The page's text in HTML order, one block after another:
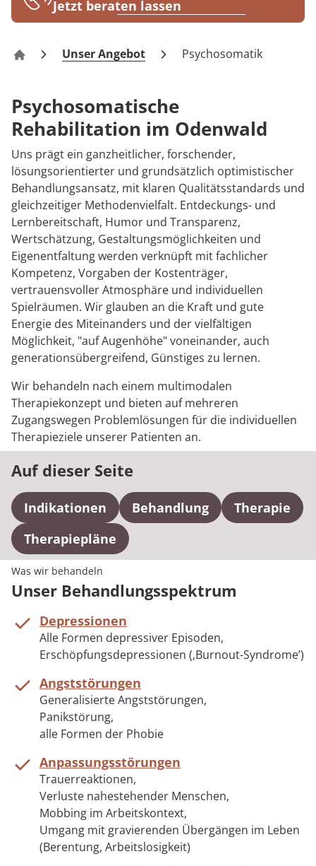
Blog
Karriere
Jetzt beraten lassen
Klinik Odenwald – Rehabilitation
Unser Angebot Psychosomatik
Psychosomatische
Rehabilitation im Odenwald
Uns prägt ein ganzheitlicher, forschender,
lösungsorientierter und grundsätzlich optimistischer
Behandlungsansatz, mit klaren Qualitätsstandards und
gleichzeitiger Methodenvielfalt. Entdeckungs- und
Lernbereitschaft, Humor und Transparenz,
Wertschätzung, Gestaltungsmöglichkeiten und
Eigenentfaltung werden verknüpft mit fachlicher
Kompetenz, Vorgaben der Kostenträger,
vertrauensvoller Atmosphäre und individuellen
Spielräumen. Wir glauben an die Kraft und gute
Energie des Miteinanders und der vielfältigen
Möglichkeit, "auf Augenhöhe" voneinander, auch
generationsübergreifend, Günstiges zu lernen.
Wir behandeln nach einem multimodalen
Therapiekonzept und bieten auf mehreren
Zugangswegen Problemlösungen für die individuellen
Therapieziele unserer Patienten an.
Auf dieser Seite
Indikationen Behandlung
Therapie
Therapiepläne
Was wir behandeln
Unser Behandlungsspektrum
Depressionen
Alle Formen depressiver Episoden,
Erschöpfungsdepressionen (‚Burnout-Syndrome’)
Angststörungen
Generalisierte Angststörungen,
Panikstörung,
alle Formen der Phobie
Anpassungsstörungen
Trauerreaktionen,
Verluste nahestehender Menschen,
Mobbing im Arbeitskontext,
Umgang mit gravierenden Übergängen im Leben
(Berentung, Arbeitslosigkeit)